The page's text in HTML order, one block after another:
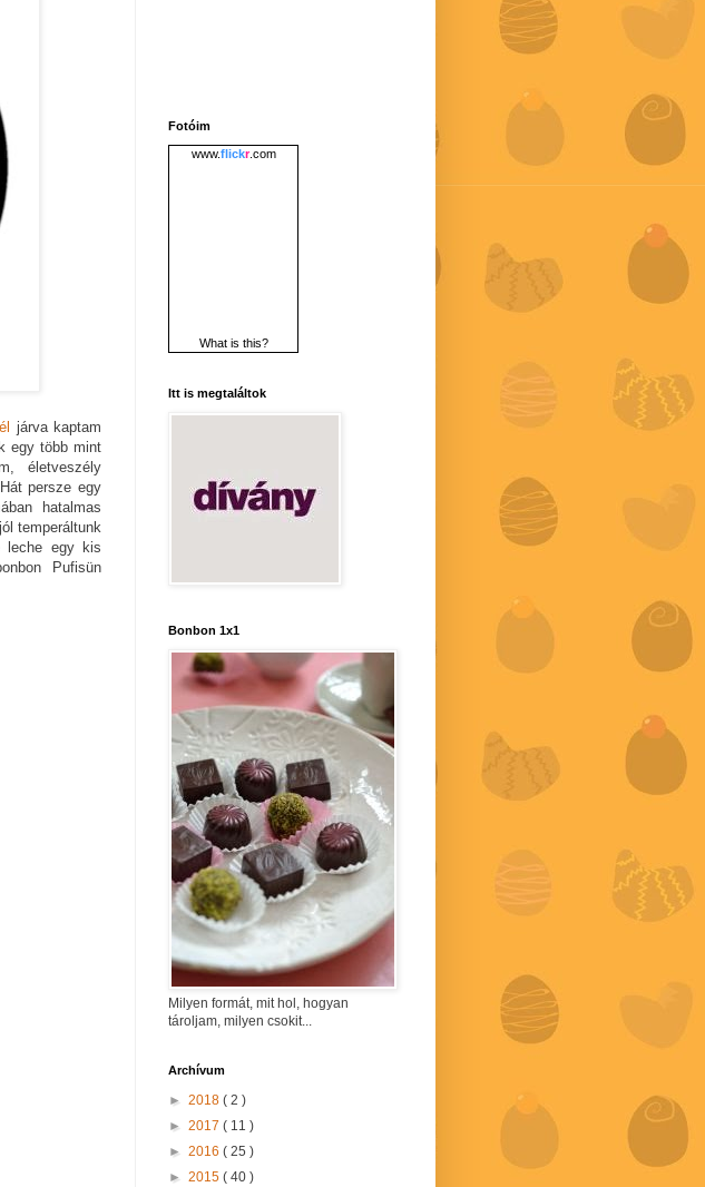
járva kaptam
egy több mint
életveszély
persze egy
hatalmas
temperáltunk
leche egy kis
Pufisün
Fotóim
www.flickr.com
What is this?
Itt is megtaláltok
Bonbon 1x1
Milyen formát, mit hol, hogyan
tároljam, milyen csokit...
Archívum
► 2018 ( 2 )
► 2017 ( 11 )
► 2016 ( 25 )
► 2015 ( 40 )